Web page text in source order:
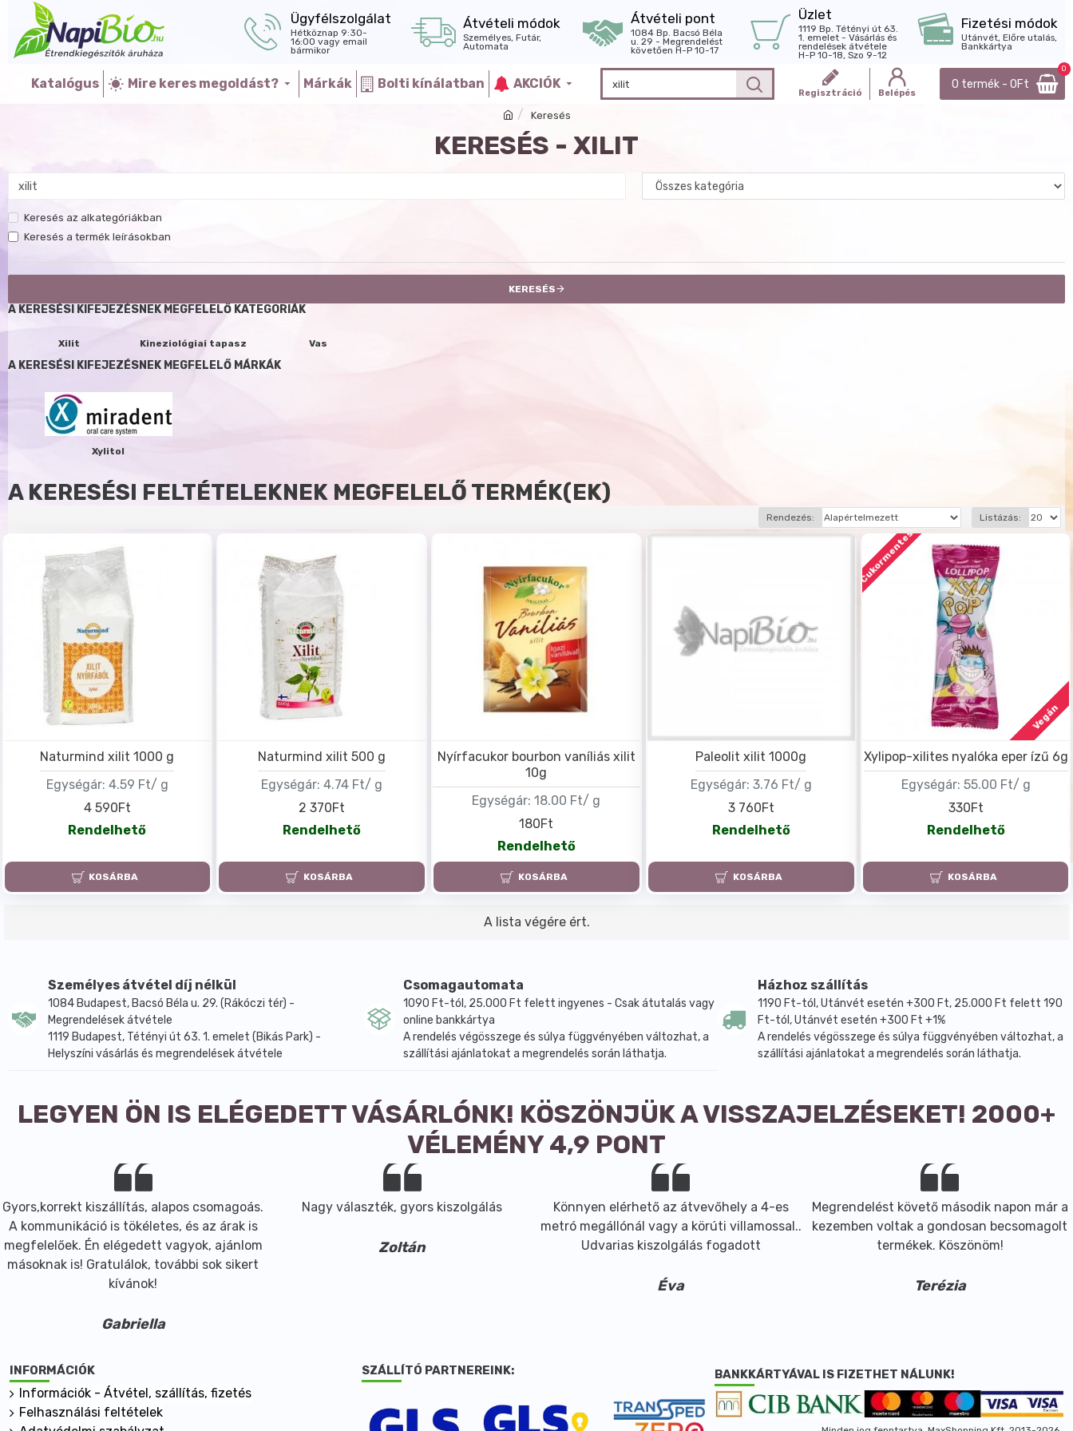
Ügyfélszolgálat
Hétköznap 9:30-
16:00 vagy email
bármikor
Átvételi módok
Személyes, Futár,
Automata
Átvételi pont
1084 Bp. Bacsó Béla
u. 29 - Megrendelést
követően H-P 10-17
Üzlet
1119 Bp. Tétényi út 63.
1. emelet - Vásárlás és
rendelések átvétele
H-P 10-18, Szo 9-12
Fizetési módok
Utánvét, Előre utalás,
Bankkártya
Katalógus Mire keres megoldást? Márkák Bolti kínálatban AKCIÓK
Regisztráció Belépés
0 termék - 0Ft
0
Keresés
KERESÉS - XILIT
Keresés az alkategóriákban
Keresés a termék leírásokban
KERESÉS
A KERESÉSI KIFEJEZÉSNEK MEGFELELŐ KATEGÓRIÁK
Xilit Kineziológiai tapasz Vas
A KERESÉSI KIFEJEZÉSNEK MEGFELELŐ MÁRKÁK
Xylitol
A KERESÉSI FELTÉTELEKNEK MEGFELELŐ TERMÉK(EK)
Rendezés: Listázás:
Egységár: 4.59 Ft/ g
Naturmind xilit 1000 g
4 590Ft
Rendelhető
KOSÁRBA
Egységár: 4.74 Ft/ g
Naturmind xilit 500 g
2 370Ft
Rendelhető
KOSÁRBA
Egységár: 18.00 Ft/ g
Nyírfacukor bourbon vaníliás xilit
10g
180Ft
Rendelhető
KOSÁRBA
Egységár: 3.76 Ft/ g
Paleolit xilit 1000g
3 760Ft
Rendelhető
KOSÁRBA
Vegán
Cukormentes
Egységár: 55.00 Ft/ g
Xylipop-xilites nyalóka eper ízű 6g
330Ft
Rendelhető
KOSÁRBA
A lista végére ért.
Személyes átvétel díj nélkül
1084 Budapest, Bacsó Béla u. 29. (Rákóczi tér) -
Megrendelések átvétele
1119 Budapest, Tétényi út 63. 1. emelet (Bikás Park) -
Helyszíni vásárlás és megrendelések átvétele
Csomagautomata
1090 Ft-tól, 25.000 Ft felett ingyenes - Csak átutalás vagy
online bankkártya
A rendelés végösszege és súlya függvényében változhat, a
szállítási ajánlatokat a megrendelés során láthatja.
Házhoz szállítás
1190 Ft-tól, Utánvét esetén +300 Ft, 25.000 Ft felett 190
Ft-tól, Utánvét esetén +300 Ft +1%
A rendelés végösszege és súlya függvényében változhat, a
szállítási ajánlatokat a megrendelés során láthatja.
LEGYEN ÖN IS ELÉGEDETT VÁSÁRLÓNK! KÖSZÖNJÜK A VISSZAJELZÉSEKET! 2000+
VÉLEMÉNY 4,9 PONT
Gyors,korrekt kiszállítás, alapos csomagoás.
A kommunikáció is tökéletes, és az árak is
megfelelőek. Én elégedett vagyok, ajánlom
másoknak is! Gratulálok, további sok sikert
kívánok!
Gabriella
Nagy választék, gyors kiszolgálás
Zoltán
Könnyen elérhető az átvevőhely a 4-es
metró megállónál vagy a körúti villamossal..
Udvarias kiszolgálás fogadott
Éva
Megrendelést követő második napon már a
kezemben voltak a gondosan becsomagolt
termékek. Köszönöm!
Terézia
INFORMÁCIÓK
Információk - Átvétel, szállítás, fizetés
Felhasználási feltételek
SZÁLLÍTÓ PARTNEREINK: BANKKÁRTYÁVAL IS FIZETHET NÁLUNK!